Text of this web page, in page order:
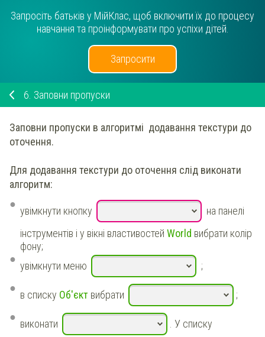
Запросіть батьків у МійКлас, щоб включити їх до процесу
навчання та проінформувати про успіхи дітей.
Запросити
6. Заповни пропуски
Заповни пропуски в алгоритмі додавання текстури до
оточення.
Для додавання текстури до оточення слід виконати
алгоритм:
увімкнути кнопку
на панелі
інструментів і у вікні властивостей World вибрати колір
фону;
увімкнути меню
;
в списку Об'єкт вибрати ;
виконати
. У списку